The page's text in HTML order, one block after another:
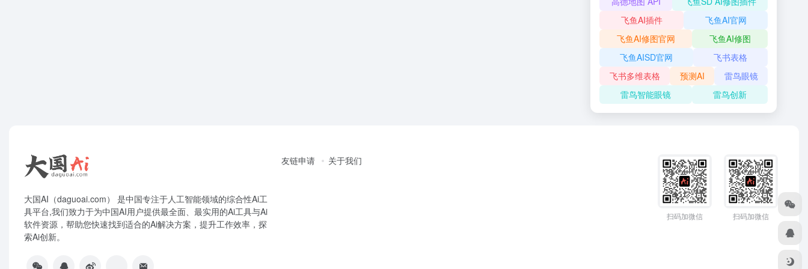
飞鱼AI插件
飞鱼AI官网
飞鱼AI修图官网
飞鱼AI修图
飞鱼AISD官网
飞书表格
飞书多维表格
预测AI
雷鸟眼镜
雷鸟智能眼镜
雷鸟创新
大国AI（daguoai.com） 是中国专注于人工智能领域的综合性Ai工
具平台,我们致力于为中国AI用户提供最全面、最实用的Ai工具与Ai
软件资源，帮助您快速找到适合的Ai解决方案，提升工作效率，探
索Ai创新。
友链申请 关于我们
扫码加微信 扫码加微信